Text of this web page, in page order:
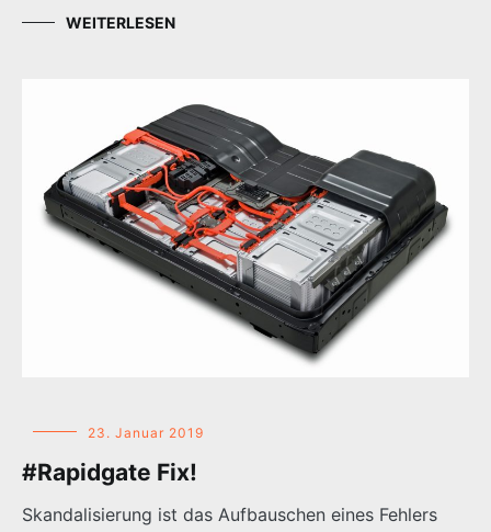
WEITERLESEN
23. Januar 2019
#Rapidgate Fix!
Skandalisierung ist das Aufbauschen eines Fehlers